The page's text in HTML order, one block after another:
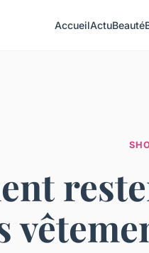
AccueilActuBeauté